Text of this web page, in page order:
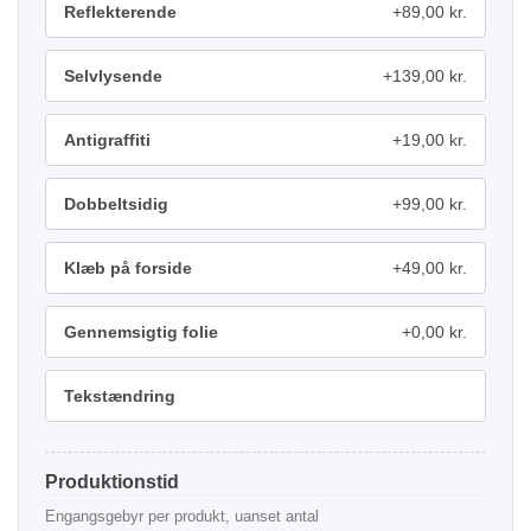
Reflekterende +89,00 kr.
Selvlysende +139,00 kr.
Antigraffiti +19,00 kr.
Dobbeltsidig +99,00 kr.
Klæb på forside +49,00 kr.
Gennemsigtig folie +0,00 kr.
Tekstændring
Produktionstid
Engangsgebyr per produkt, uanset antal